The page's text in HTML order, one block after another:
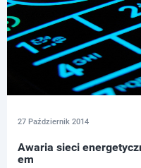
27 Październik 2014
Awaria sieci
em